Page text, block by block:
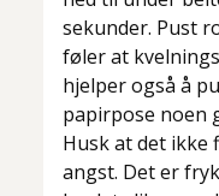
sekunder. Pust
føler at
hjelper også å
papirpose noen
Husk at det ikke
angst. Det er